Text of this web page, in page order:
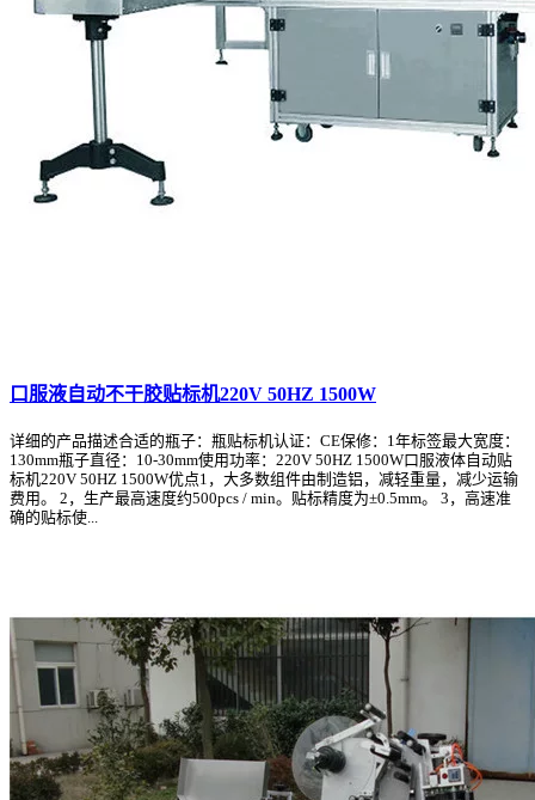
口服液自动不干胶贴标机220V 50HZ 1500W
详细的产品描述合适的瓶子：瓶贴标机认证：CE保修：1年标签最大宽度：
130mm瓶子直径：10-30mm使用功率：220V 50HZ 1500W口服液体自动贴
标机220V 50HZ 1500W优点1，大多数组件由制造铝，减轻重量，减少运输
费用。 2，生产最高速度约500pcs / min。贴标精度为±0.5mm。 3，高速准
确的贴标使...